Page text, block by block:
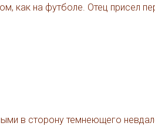
как на футболе. Отец присел
в сторону темнеющего